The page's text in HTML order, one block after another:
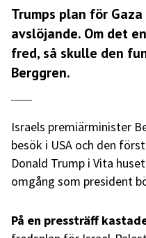
Trumps plan för
avslöjande. Om det
fred, så skulle den
Berggren.
Israels premiärminister
besök i USA och den
Donald Trump i Vita
omgång som president
På en pressträff